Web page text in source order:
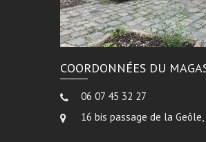
COORDONNÉES DU
06 07 45 32 27
16 bis passage de la